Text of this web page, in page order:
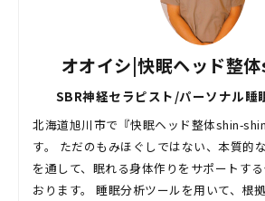
オオイシ|快眠ヘッド整
SBR神経セラピスト/パーソナル睡
北海道旭川市で『快眠ヘッド整体shin-
す。 ただのもみほぐしではない、本質的
を通して、眠れる身体作りをサポートす
おります。 睡眠分析ツールを用いて、根